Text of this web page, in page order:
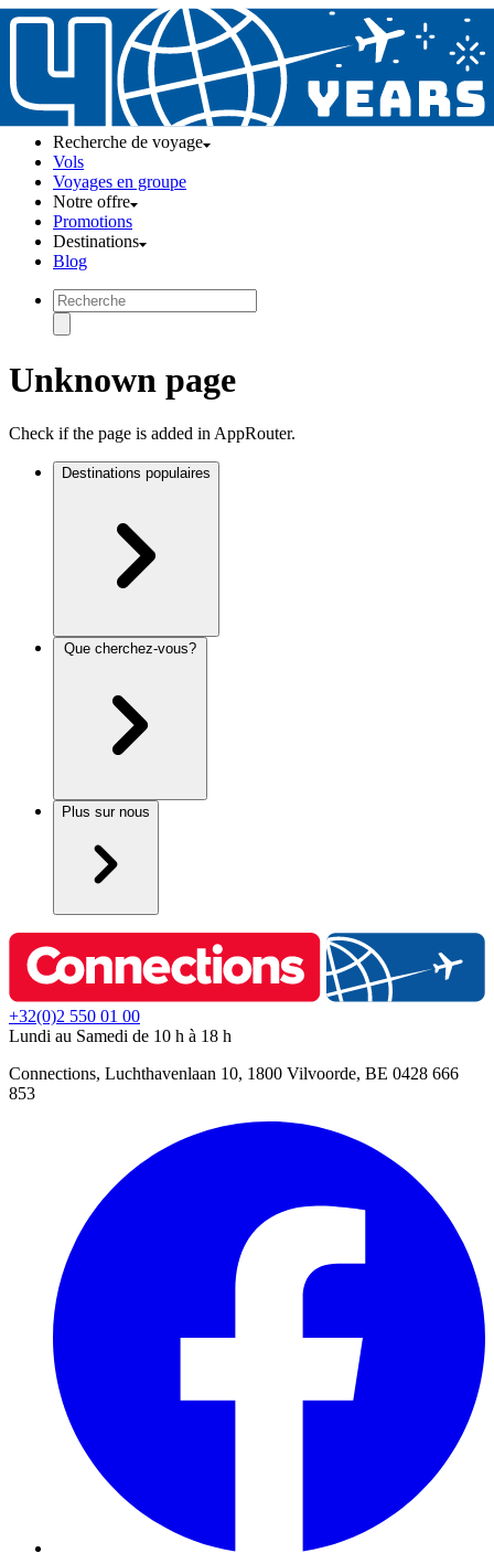
Recherche de voyage
Vols
Voyages en groupe
Notre offre
Promotions
Destinations
Blog
Unknown page
Check if the page is added in AppRouter.
Destinations populaires
Plus sur nous
+32(0)2 550 01 00
Lundi au Samedi de 10 h à 18 h
Connections, Luchthavenlaan 10, 1800 Vilvoorde, BE 0428 666
853